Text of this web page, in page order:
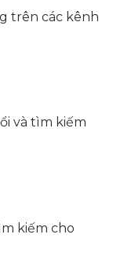
trên các kênh
và tìm kiếm
kiếm cho